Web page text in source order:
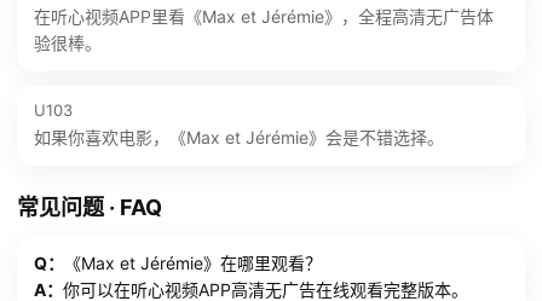
在听心视频APP里看《Max et Jérémie》，全程高清无广告体
验很棒。
U103
如果你喜欢电影，《Max et Jérémie》会是不错选择。
常见问题 · FAQ
Q：
《Max et Jérémie》在哪里观看？
A： 你可以在听心视频APP高清无广告在线观看完整版本。